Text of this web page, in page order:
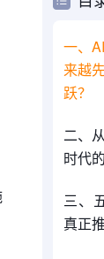
一、
来越
跃？
二、
时代
三、
真正